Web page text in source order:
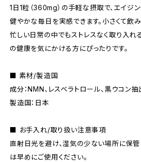
1日1粒（360mg）の手軽な摂取で、エイジン
健やかな毎日を実感できます。小さくて飲
忙しい日常の中でもストレスなく取り入れ
の健康を気にかける方にぴったりです。
■ 素材/製造国
成分：NMN、レスベラトロール、黒ウコン
製造国：日本
■ お手入れ/取り扱い注意事項
直射日光を避け、湿気の少ない場所に保管
は早めにご使用ください。